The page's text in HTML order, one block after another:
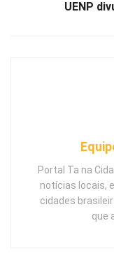
UENP
Portal Ta na
notícias locais,
cidades
que